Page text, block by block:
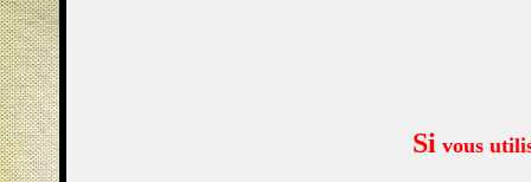
Sivous